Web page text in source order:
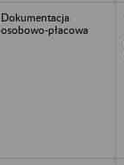
Dokumentacja
osobowo-płacowa